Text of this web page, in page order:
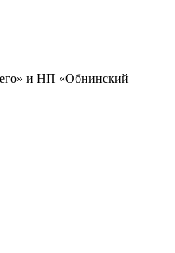
и НП «Обнинский